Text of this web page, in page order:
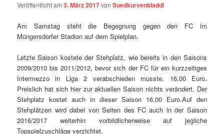
Veröffentlicht am3. März 2017vonSuedkurvenbladdl
Am Samstag steht die Begegnung gegen den FC im
Müngersdorfer Stadion auf dem Spielplan.
Letzte Saison kostete der Stehplatz, wie bereits in den Saisons
2009/2010 bis 2011/2012, bevor sich der FC für ein kurzzeitiges
Intermezzo in Liga 2 verabschieden musste, 16,00 Euro.
Preislich hat sich hier zur aktuellen Saison nichts verändert. Der
Stehplatz kostet auch in dieser Saison 16,00 Euro.Auf den
Stehplätzen wird dabei von Seiten des FC auch in der Saison
2016/2017 weiterhin vorbildlicherweise auf jegliche
Topspielzuschläge verzichtet.